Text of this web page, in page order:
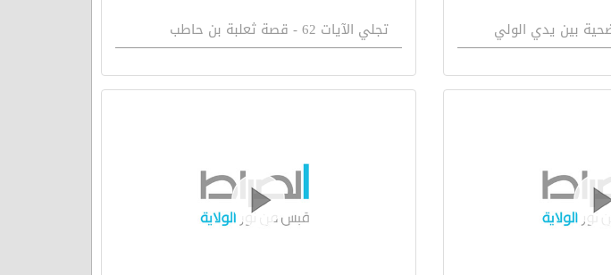
تجلي الآيات 62 - قصة ثعلبة بن حاطب